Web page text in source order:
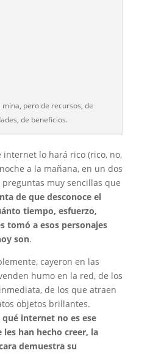
pero de recursos, de
de beneficios.
internet lo hará rico (rico, no,
a la mañana, en un dos
muy sencillas que
de que desconoce el
tiempo, esfuerzo,
tomó a esos personajes
son.
cayeron en las
humo en la red, de los
de los que atraen
objetos brillantes.
internet no es ese
han hecho creer, la
demuestra su